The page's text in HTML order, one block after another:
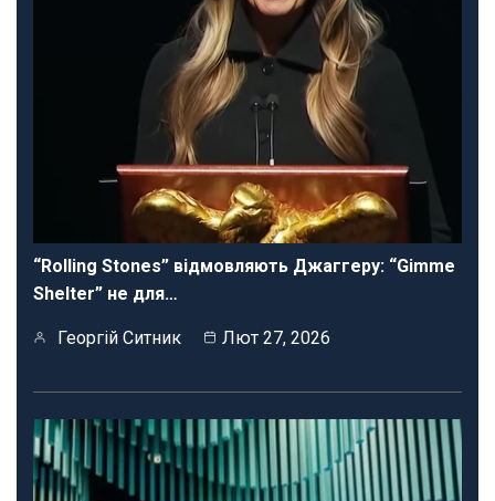
“Rolling Stones” відмовляють Джаггеру: “Gimme
Shelter” не для…
Георгій Ситник Лют 27, 2026